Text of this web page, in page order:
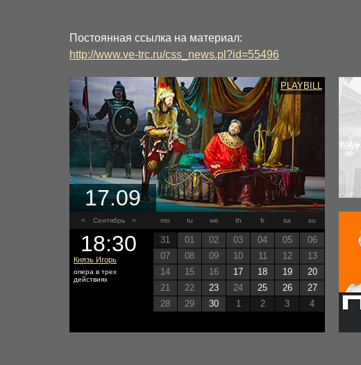
Постоянная ссылка на материал:
http://www.ve-trc.ru/css_news.pl?id=55496
PLAYBILL
< Сентябрь > mo tu we th fr sa su
31 01 02 03 04 05
06
07
08 09 10 11 12
13
14
15 16 17 18 19
20
21
22 23 24 25 26
27
28
29 30 1 2 3 4
17.09
18:30
Князь Игорь
опера в трех
действиях